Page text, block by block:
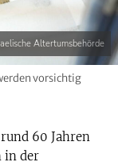
Altertumsbehörde
vorsichtig
60 Jahren
in der